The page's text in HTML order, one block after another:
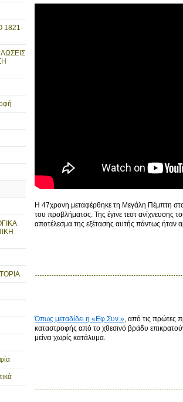
1821-
Η 47χρονη μεταφέρθηκε τη Μεγάλη Πέμπτη
του προβλήματος. Της έγινε τεστ
αποτέλεσμα της εξέτασης αυτής πάντως
Όπως μεταδίδει η «Εφ.Συν.», από τις πρώτες
καταστροφής από το χθεσινό βράδυ
μείνει χωρίς κατάλυμα.